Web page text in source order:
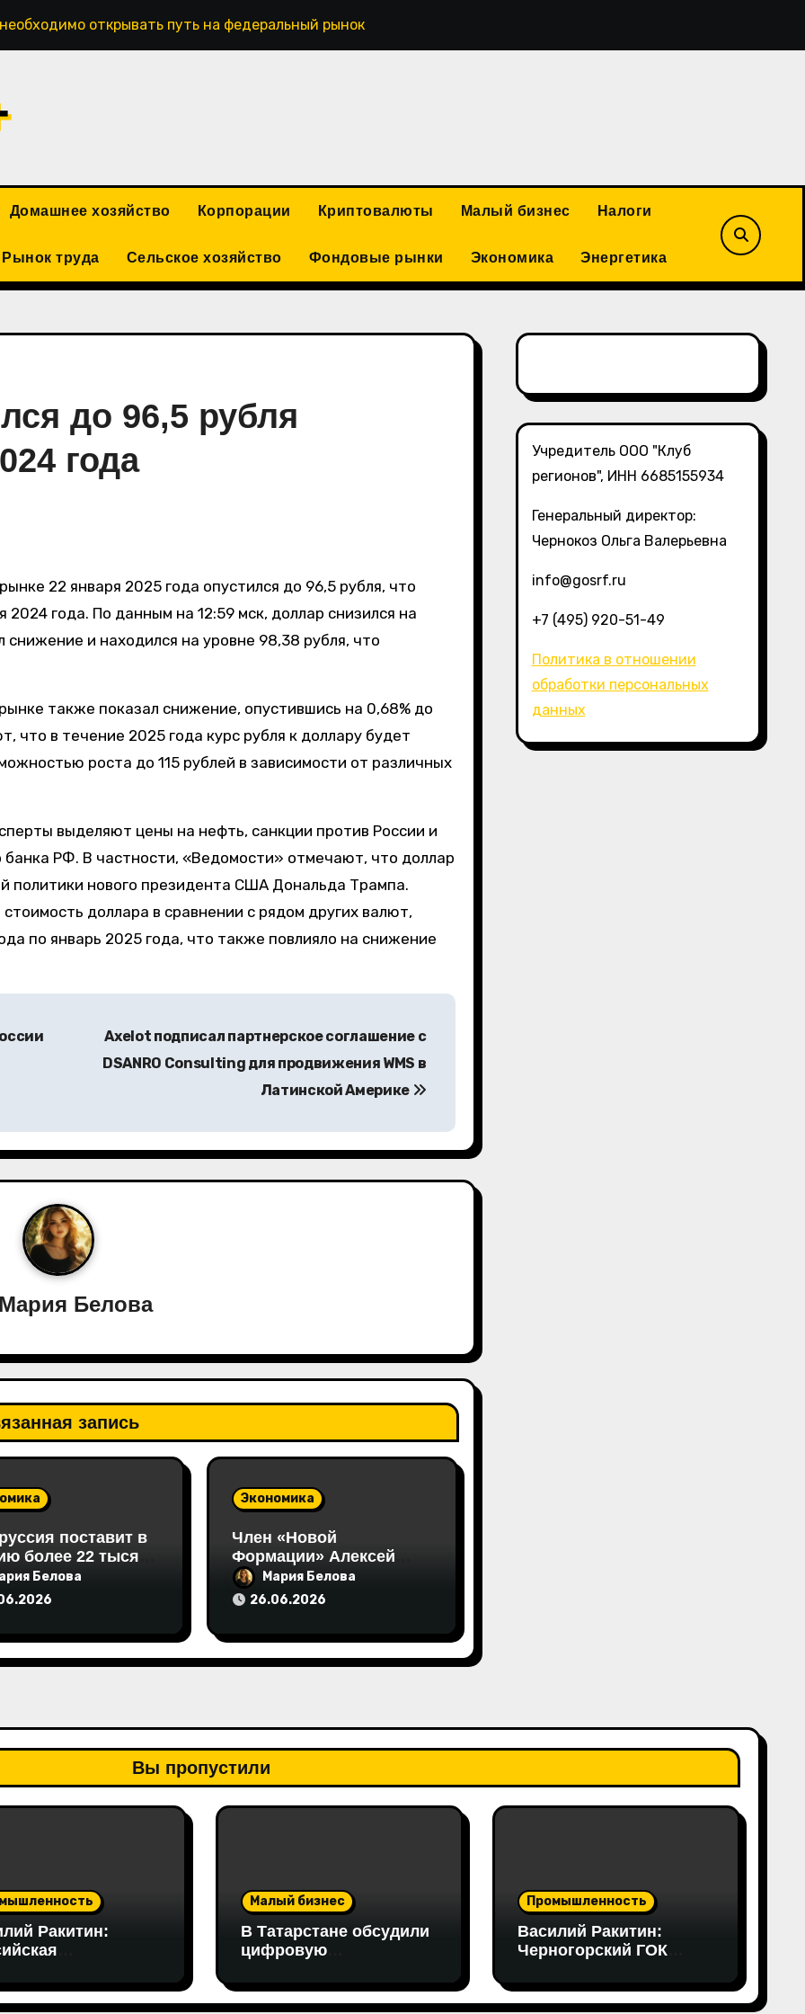
открывать путь на федеральный рынок
Домашнее хозяйство Корпорации Криптовалюты Малый бизнес Налоги
Рынок труда Сельское хозяйство Фондовые рынки Экономика Энергетика
до 96,5 рубля
года
2024 года. По данным на 12:59 мск, доллар снизился на
снижение и находился на уровне 98,38 рубля, что
также показал снижение, опустившись на 0,68% до
что в течение 2025 года курс рубля к доллару будет
роста до 115 рублей в зависимости от различных
выделяют цены на нефть, санкции против России и
РФ. В частности, «Ведомости» отмечают, что доллар
политики нового президента США Дональда Трампа.
доллара в сравнении с рядом других валют,
по январь 2025 года, что также повлияло на снижение
Axelot подписал партнерское соглашение с
DSANRO Consulting для продвижения WMS в
Латинской Америке
Мария Белова
запись
поставит в
более 22 тысяч
Белова
Экономика
Член «Новой
Формации» Алексей
Хижняк выступил на
Неделе российского
по поддержке
ответственного бизнеса
Мария Белова
26.06.2026
Учредитель ООО "Клуб
регионов", ИНН 6685155934
Генеральный директор:
Чернокоз Ольга Валерьевна
info@gosrf.ru
+7 (495) 920-51-49
Политика в отношении
обработки персональных
данных
Вы пропустили
Ракитин:
к
Малый бизнес
В Татарстане обсудили
цифровую
промышленности: в
работе совещания
Промышленность
Василий Ракитин:
Черногорский ГОК
нового поколения
российских